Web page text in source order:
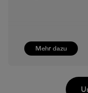
Mehr dazu